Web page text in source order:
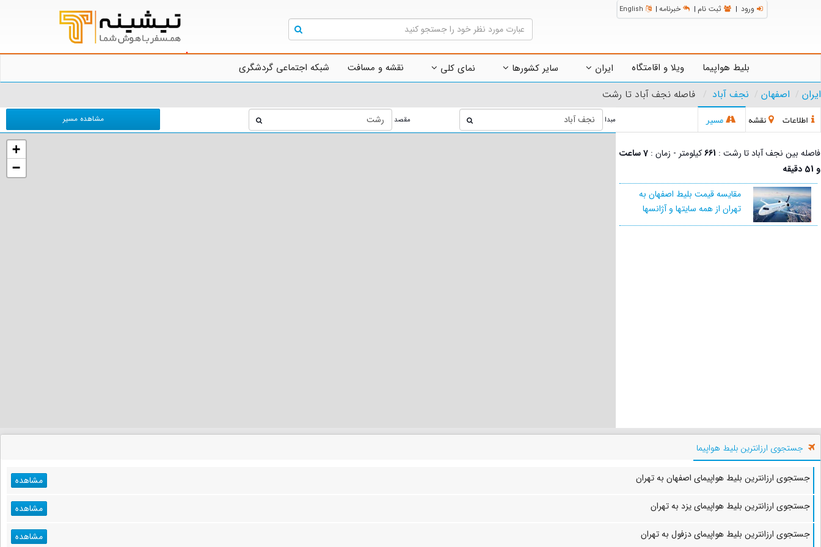
ورود | ثبت نام | خبرنامه |
English
بلیط هواپیما ویلا و اقامتگاه ایران سایر کشورها نمای کلی نقشه و مسافت
شبکه اجتماعی گردشگری
ایران
اصفهان نجف آباد فاصله نجف آباد تا رشت
اطلاعات نقشه مسیر مبدا مقصد مشاهده مسیر
+
−
فاصله بین نجف آباد تا رشت : 661کیلومتر - زمان :
7 ساعت
و 51 دقیقه
مقایسه قیمت بلیط اصفهان به
تهران از همه سایتها و آژانسها
جستجوی ارزانترین بلیط هواپیما
جستجوی ارزانترین بلیط هواپیمای اصفهان به تهران
مشاهده
جستجوی ارزانترین بلیط هواپیمای یزد به تهران
مشاهده
جستجوی ارزانترین بلیط هواپیمای دزفول به تهران
مشاهده